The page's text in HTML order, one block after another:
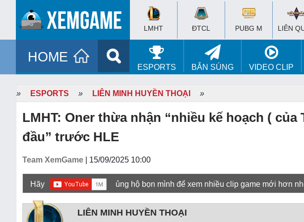
LMHT ĐTCL PUBG M LIÊN
HOME
ESPORTS BẮN SÚNG VIDEO CLIP
» ESPORTS » LIÊN MINH HUYỀN THOẠI »
LMHT: Oner thừa nhận “nhiều kế hoạch (
đầu” trước HLE
Team XemGame | 15/09/2025 10:00
Hãy ủng hộ bọn mình để xem nhiều clip game mới hơn
LIÊN MINH HUYỀN THOẠI